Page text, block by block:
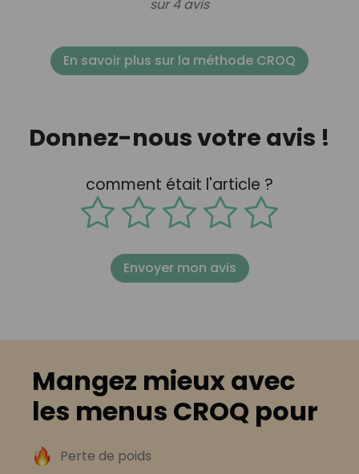
sur 4 avis
En savoir plus sur la méthode CROQ
Donnez-nous votre avis !
comment était l'article ?
Envoyer mon avis
Mangez mieux avec
les menus CROQ pour
Perte de poids